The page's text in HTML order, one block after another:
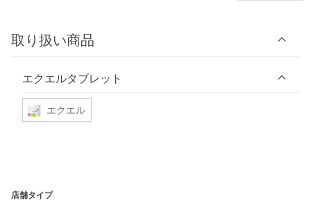
取り扱い商品
エクエルタブレット
エクエル
店舗タイプ